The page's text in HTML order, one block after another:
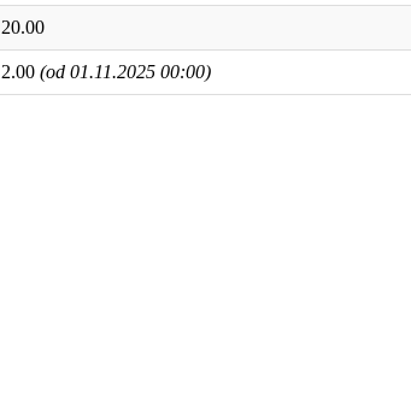
20.00
2.00 (od 01.11.2025 00:00)